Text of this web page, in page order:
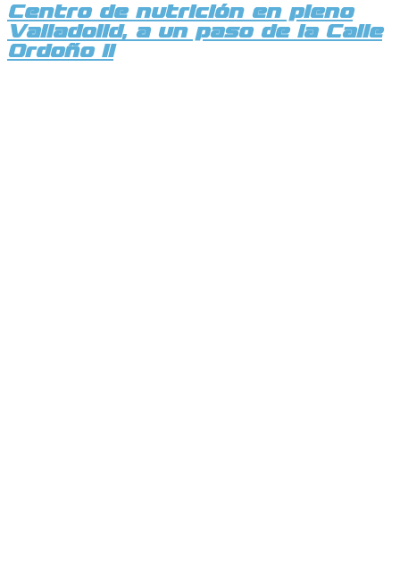
Centro de nutrición en pleno
Valladolid, a un paso de la Calle
Ordoño II